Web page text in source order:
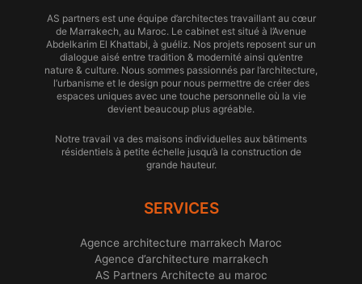
AS partners est une équipe d’architectes travaillant au cœur
de Marrakech, au Maroc. Le cabinet est situé à l’Avenue
Abdelkarim El Khattabi, à guéliz. Nos projets reposent sur un
dialogue aisé entre tradition & modernité ainsi qu’entre
nature & culture. Nous sommes passionnés par l’architecture,
l’urbanisme et le design pour nous permettre de créer des
espaces uniques avec une touche personnelle où la vie
devient beaucoup plus agréable.
Notre travail va des maisons individuelles aux bâtiments
résidentiels à petite échelle jusqu’à la construction de
grande hauteur.
SERVICES
Agence architecture marrakech Maroc
Agence d’architecture marrakech
AS Partners Architecte au maroc